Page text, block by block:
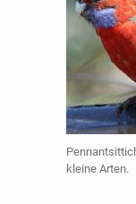
kleine Arten.